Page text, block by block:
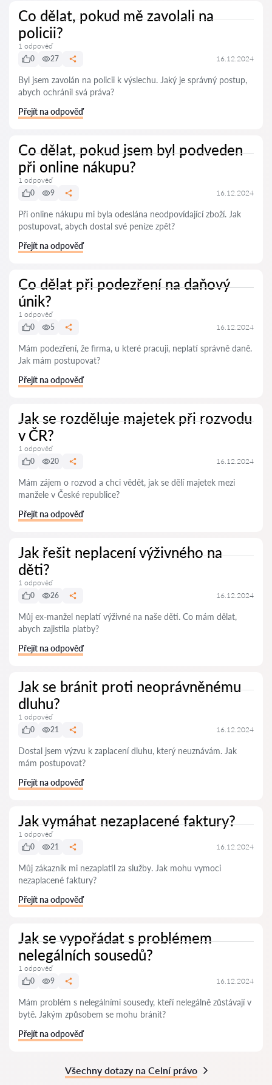
Co dělat, pokud mě zavolali na
policii?
1 odpověď
0
27 16.12.2024
Byl jsem zavolán na policii k výslechu. Jaký je správný postup,
abych ochránil svá práva?
Přejít na odpověď
Co dělat, pokud jsem byl podveden
při online nákupu?
1 odpověď
0
9 16.12.2024
Při online nákupu mi byla odeslána neodpovídající zboží. Jak
postupovat, abych dostal své peníze zpět?
Přejít na odpověď
Co dělat při podezření na daňový
únik?
1 odpověď
0
5 16.12.2024
Mám podezření, že firma, u které pracuji, neplatí správně daně.
Jak mám postupovat?
Přejít na odpověď
Jak se rozděluje majetek při rozvodu
v ČR?
1 odpověď
0
20 16.12.2024
Mám zájem o rozvod a chci vědět, jak se dělí majetek mezi
manžele v České republice?
Přejít na odpověď
Jak řešit neplacení výživného na
děti?
1 odpověď
0
26 16.12.2024
Můj ex-manžel neplatí výživné na naše děti. Co mám dělat,
abych zajistila platby?
Přejít na odpověď
Jak se bránit proti neoprávněnému
dluhu?
1 odpověď
0
21 16.12.2024
Dostal jsem výzvu k zaplacení dluhu, který neuznávám. Jak
mám postupovat?
Přejít na odpověď
Jak vymáhat nezaplacené faktury?
1 odpověď
0
21 16.12.2024
Můj zákazník mi nezaplatil za služby. Jak mohu vymoci
nezaplacené faktury?
Přejít na odpověď
Jak se vypořádat s problémem
nelegálních sousedů?
1 odpověď
0
9 16.12.2024
Mám problém s nelegálními sousedy, kteří nelegálně zůstávají v
bytě. Jakým způsobem se mohu bránit?
Přejít na odpověď
Všechny dotazy na Celní právo